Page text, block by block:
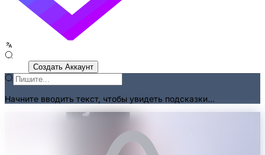
Создать Аккаунт
Начните вводить текст, чтобы увидеть подсказки...